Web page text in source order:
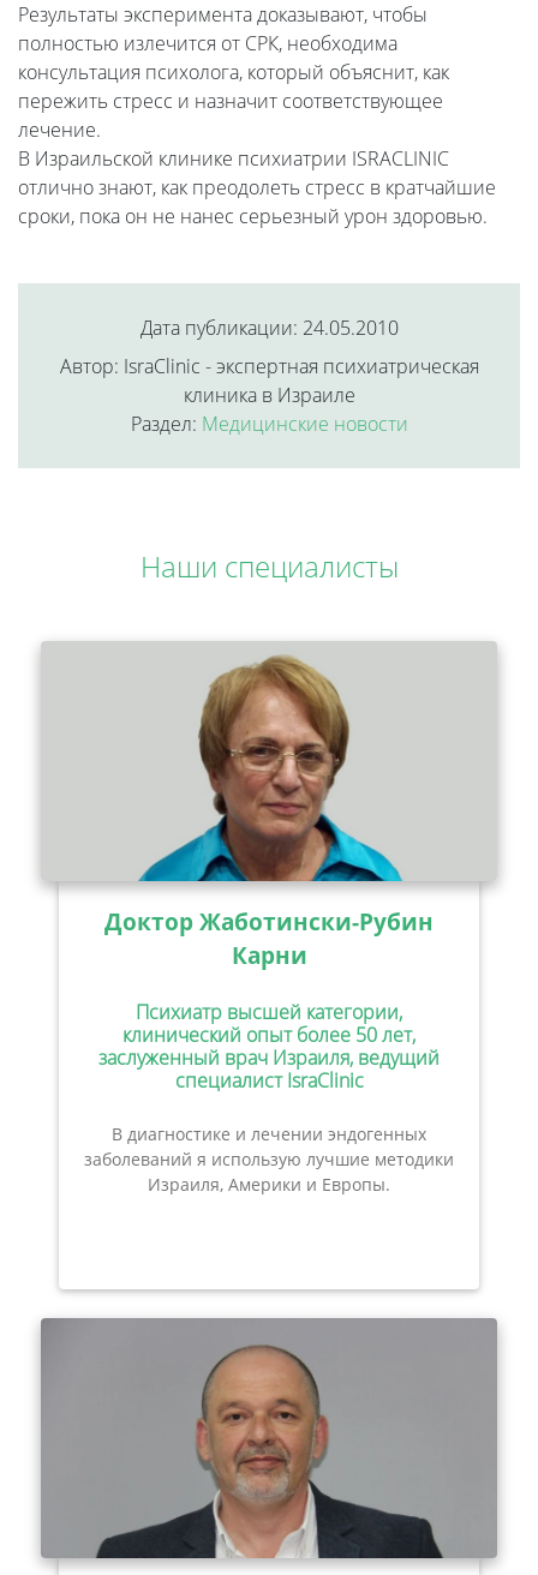
Результаты эксперимента доказывают, чтобы
полностью излечится от СРК, необходима
консультация психолога, который объяснит, как
пережить стресс и назначит соответствующее
лечение.
В Израильской клинике психиатрии ISRACLINIC
отлично знают, как преодолеть стресс в кратчайшие
сроки, пока он не нанес серьезный урон здоровью.
Дата публикации: 24.05.2010
Автор: IsraClinic - экспертная психиатрическая
клиника в Израиле
Раздел: Медицинские новости
Наши специалисты
Доктор Жаботински-Рубин
Карни
Психиатр высшей категории,
клинический опыт более 50 лет,
заслуженный врач Израиля, ведущий
специалист IsraClinic
В диагностике и лечении эндогенных
заболеваний я использую лучшие методики
Израиля, Америки и Европы.